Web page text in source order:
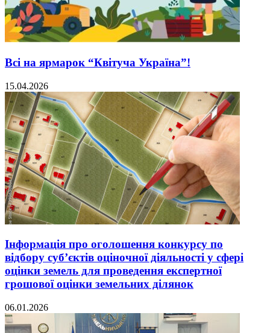
Всі на ярмарок “Квітуча Україна”!
15.04.2026
Інформація про оголошення конкурсу по
відбору суб’єктів оціночної діяльності у сфері
оцінки земель для проведення експертної
грошової оцінки земельних ділянок
06.01.2026